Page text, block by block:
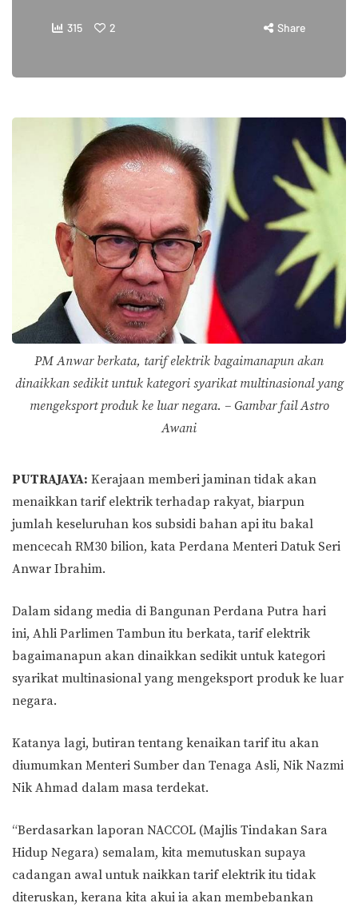
315 2 Share
PM Anwar berkata, tarif elektrik bagaimanapun akan
dinaikkan sedikit untuk kategori syarikat multinasional yang
mengeksport produk ke luar negara. – Gambar fail Astro
Awani
PUTRAJAYA: Kerajaan memberi jaminan tidak akan
menaikkan tarif elektrik terhadap rakyat, biarpun
jumlah keseluruhan kos subsidi bahan api itu bakal
mencecah RM30 bilion, kata Perdana Menteri Datuk Seri
Anwar Ibrahim.
Dalam sidang media di Bangunan Perdana Putra hari
ini, Ahli Parlimen Tambun itu berkata, tarif elektrik
bagaimanapun akan dinaikkan sedikit untuk kategori
syarikat multinasional yang mengeksport produk ke luar
negara.
Katanya lagi, butiran tentang kenaikan tarif itu akan
diumumkan Menteri Sumber dan Tenaga Asli, Nik Nazmi
Nik Ahmad dalam masa terdekat.
“Berdasarkan laporan NACCOL (Majlis Tindakan Sara
Hidup Negara) semalam, kita memutuskan supaya
cadangan awal untuk naikkan tarif elektrik itu tidak
diteruskan, kerana kita akui ia akan membebankan